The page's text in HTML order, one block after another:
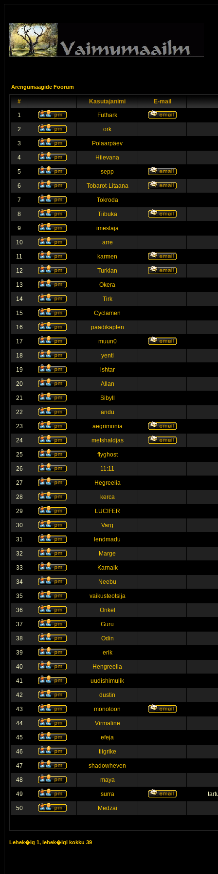
Arengumaagide Foorum
# Kasutajanimi
E-mail
1
Futhark
2 ork
3 Polaarpäev
4 Hiievana
5 sepp
6 Tobarot-Litaana
7 Tokroda
8 Tiibuka
9 imestaja
10 arre
11 karmen
12 Turkian
13 Okera
14 Tirk
15 Cyclamen
16 paadikapten
17 muun0
18 yentl
19 ishtar
20 Allan
21 Sibyll
22 andu
23 aegrimonia
24 metshaldjas
25 flyghost
26 11:11
27 Hegreelia
28 kerca
29 LUCIFER
30 Varg
31 lendmadu
32 Marge
33 Karnalk
34 Neebu
35 vaikusteotsija
36 Onkel
37 Guru
38 Odin
39 erik
40 Hengreelia
41 uudishimulik
42 dustin
43 monotoon
44 Virmaline
45 efeja
46 tiigrike
47 shadowheven
48 maya
49 surra
50 Medzai
Lehek�lg 1, lehek�lgi kokku 39